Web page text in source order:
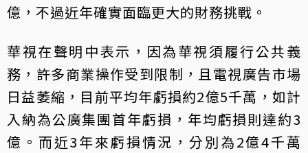
億，不過近年確實面臨更大的財務挑戰。
華視在聲明中表示，因為華視須履行公共義
務，許多商業操作受到限制，且電視廣告市場
日益萎縮，目前平均年虧損約2億5千萬，如計
入納為公廣集團首年虧損，年均虧損則達約3
億。而近3年來虧損情況，分別為2億4千萬